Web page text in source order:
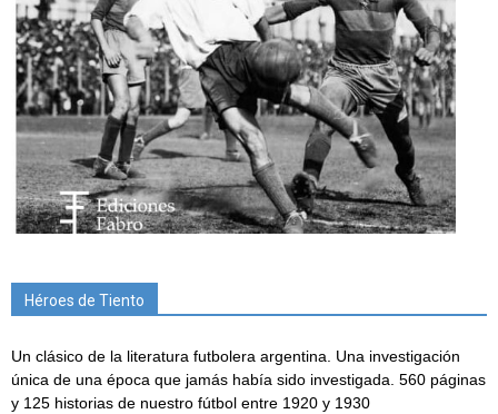
Héroes de Tiento
Un clásico de la literatura futbolera argentina. Una investigación
única de una época que jamás había sido investigada. 560 páginas
y 125 historias de nuestro fútbol entre 1920 y 1930